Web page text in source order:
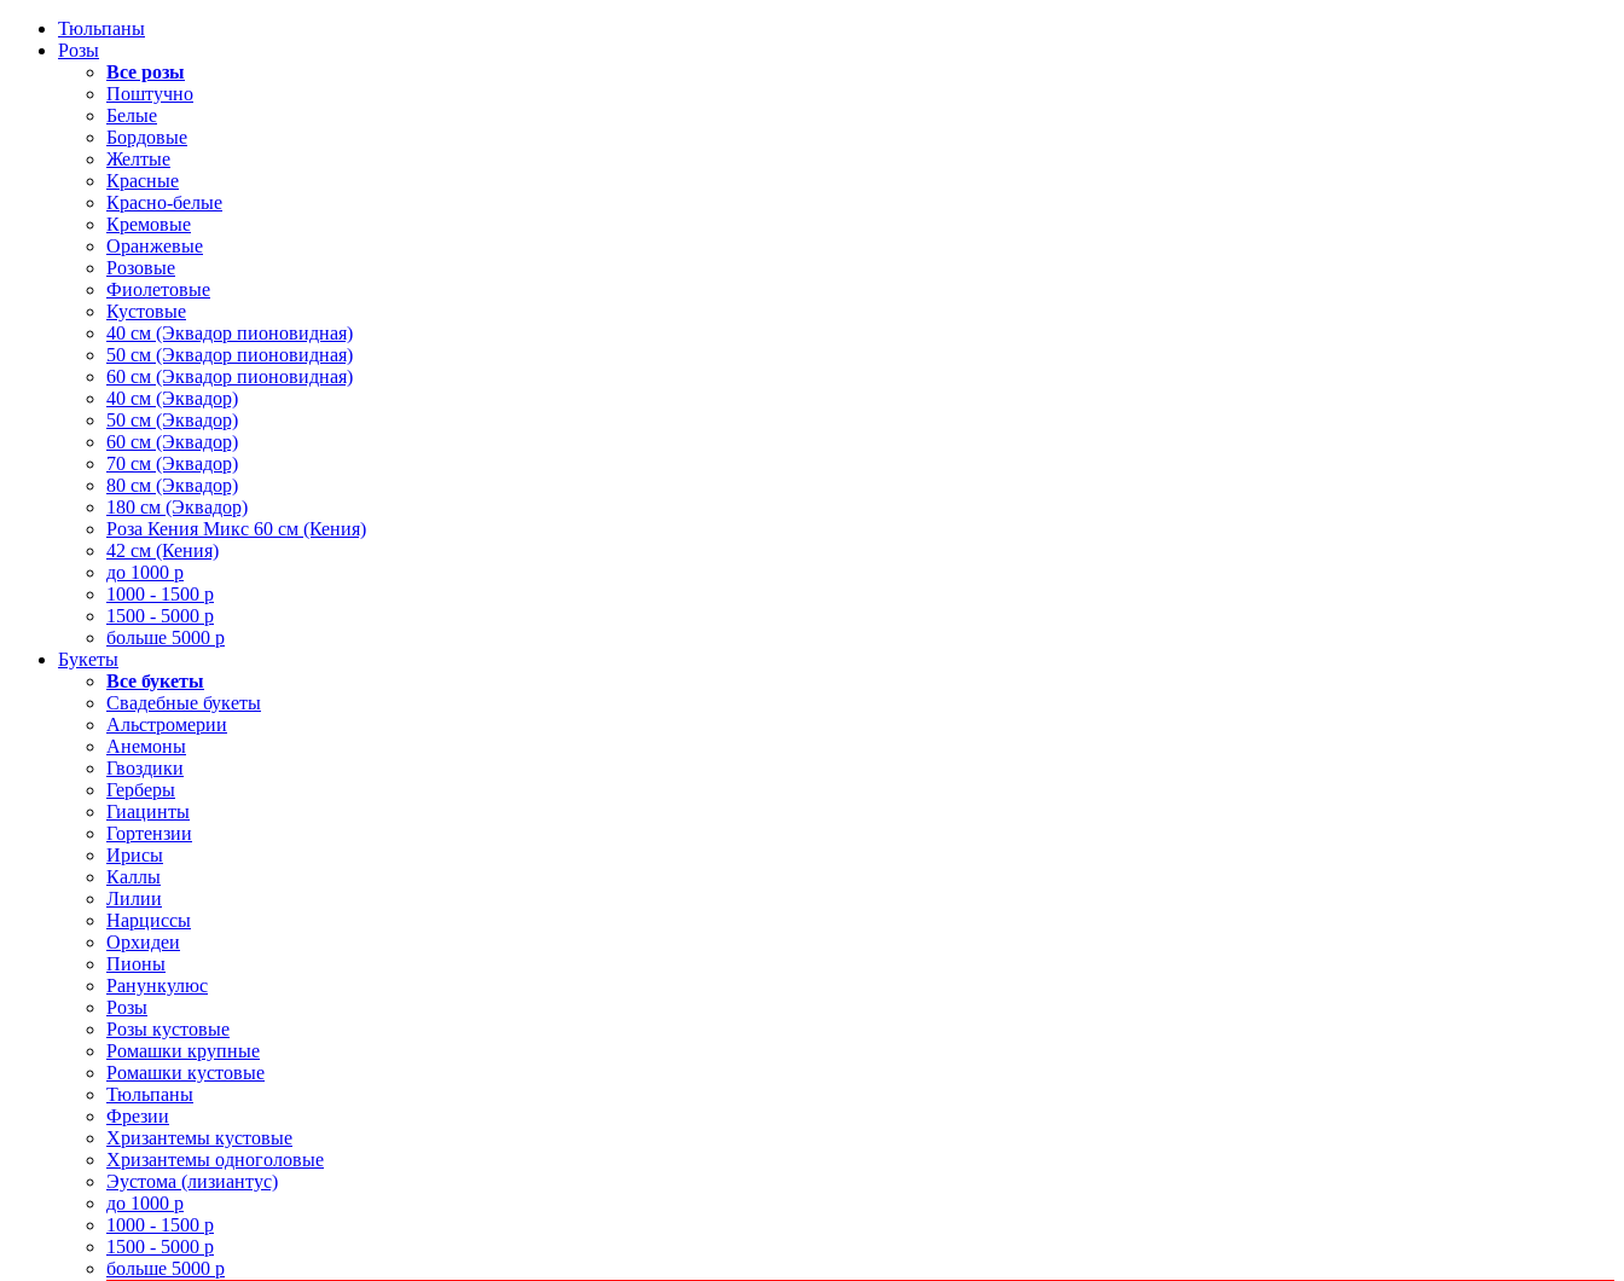
Тюльпаны
Розы
Все розы
Поштучно
Белые
Бордовые
Желтые
Красные
Красно-белые
Кремовые
Оранжевые
Розовые
Фиолетовые
Кустовые
40 см (Эквадор пионовидная)
50 см (Эквадор пионовидная)
60 см (Эквадор пионовидная)
40 см (Эквадор)
50 см (Эквадор)
60 см (Эквадор)
70 см (Эквадор)
80 см (Эквадор)
180 см (Эквадор)
Роза Кения Микс 60 см (Кения)
42 см (Кения)
до 1000 р
1000 - 1500 р
1500 - 5000 р
больше 5000 р
Букеты
Все букеты
Свадебные букеты
Альстромерии
Анемоны
Гвоздики
Герберы
Гиацинты
Гортензии
Ирисы
Каллы
Лилии
Нарциссы
Орхидеи
Пионы
Ранункулюс
Розы
Розы кустовые
Ромашки крупные
Ромашки кустовые
Тюльпаны
Фрезии
Хризантемы кустовые
Хризантемы одноголовые
Эустома (лизиантус)
до 1000 р
1000 - 1500 р
1500 - 5000 р
больше 5000 р